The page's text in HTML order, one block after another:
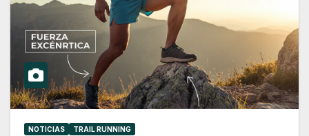
NOTICIAS TRAIL RUNNING